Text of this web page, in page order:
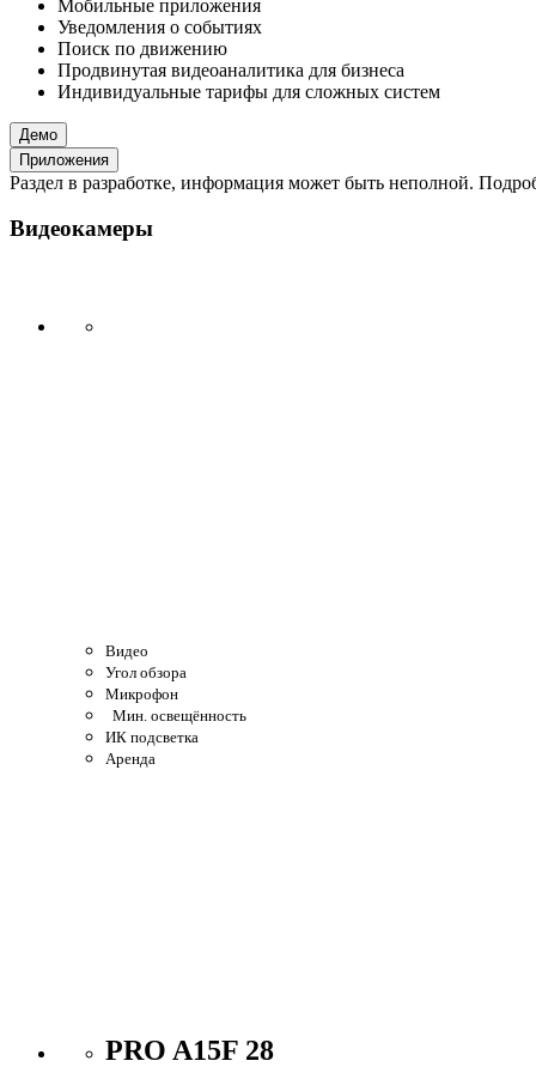
Мобильные приложения
Уведомления о событиях
Поиск по движению
Продвинутая видеоаналитика для бизнеса
Индивидуальные тарифы для сложных систем
Демо
Приложения
Раздел в разработке, информация может быть неполной.
Видеокамеры
Видео
Угол обзора
Микрофон
Мин. освещённость
ИК подсветка
Аренда
PRO A15F 28